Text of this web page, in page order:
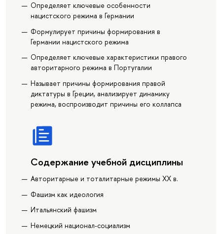
Определяет ключевые особенности
нацистского режима в Германии
Формулирует причины формирования в
Германии нацистского режима
Определяет ключевые характеристики правого
авторитарного режима в Португалии
Называет причины формирования правой
диктатуры в Греции, анализирует динамику
режима, воспроизводит причины его коллапса
Содержание учебной дисциплины
Авторитарные и тоталитарные режимы XX в.
Фашизм как идеология
Итальянский фашизм
Немецкий национал-социализм